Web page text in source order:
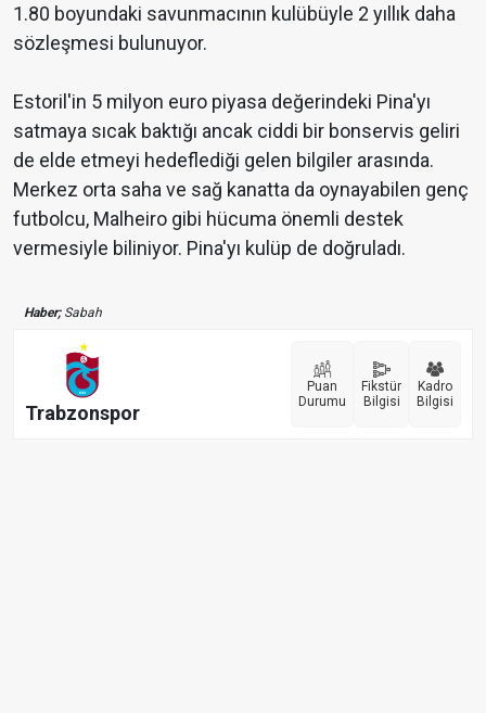
1.80 boyundaki savunmacının kulübüyle 2 yıllık daha
sözleşmesi bulunuyor.
Estoril'in 5 milyon euro piyasa değerindeki Pina'yı
satmaya sıcak baktığı ancak ciddi bir bonservis geliri
de elde etmeyi hedeflediği gelen bilgiler arasında.
Merkez orta saha ve sağ kanatta da oynayabilen genç
futbolcu, Malheiro gibi hücuma önemli destek
vermesiyle biliniyor. Pina'yı kulüp de doğruladı.
Haber;Sabah
Trabzonspor
Puan
Durumu
Fikstür
Bilgisi
Kadro
Bilgisi